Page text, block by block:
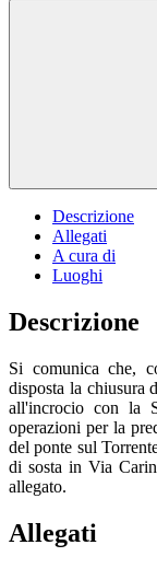
Descrizione
Allegati
A cura di
Luoghi
Descrizione
Si comunica che,
disposta la
all'incrocio con la
operazioni per la
del ponte sul
di sosta in Via
allegato.
Allegati